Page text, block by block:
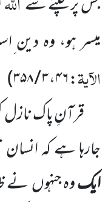
میسر ہو، وہ دین
الآیۃ:۴۶،۳ / ۳۵۸
)
قرآنِ پاک نازل
جارہا ہے کہ
ایکوہ جنہوںنے